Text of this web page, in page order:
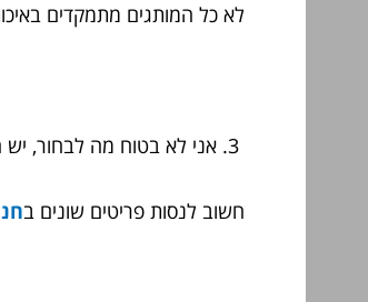
לא כל המותגים מתמקדים
אני לא בטוח מה לבחור,
חשוב לנסות פריטים שונים ב